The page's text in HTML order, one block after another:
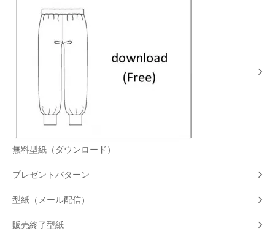
無料型紙（ダウンロード）
プレゼントパターン
型紙（メール配信）
販売終了型紙